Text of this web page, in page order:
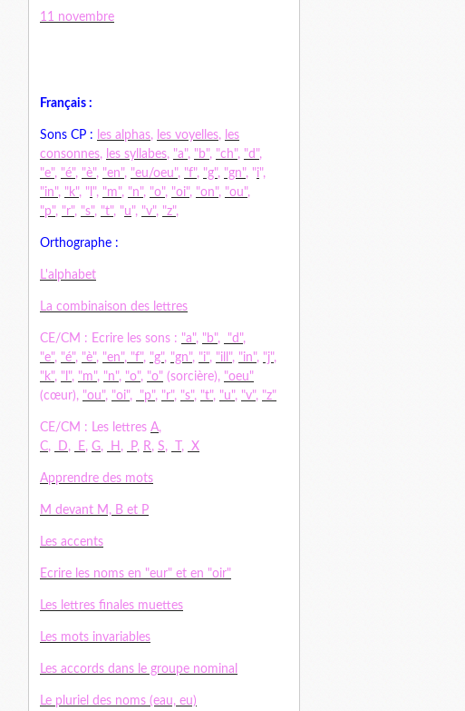
11 novembre
Français :
Sons CP : les alphas, les voyelles, les
consonnes, les syllabes, "a", "b", "ch", "d",
"e", "é", "è", "en", "eu/oeu", "f", "g", "gn", "i",
"in", "k", " ", "m", "n", "o", "oi", "on", "ou",
"p", "r", "s", "t", "u", "v", "z",
Orthographe :
L'alphabet
La combinaison des lettres
CE/CM : Ecrire les sons : "a", "b", "d",
"e", "é", "è", "en", "f", "g", "gn", "i", "ill", "in", "j",
"k", "l", "m", "n", "o", "o" (sorcière), "oeu"
(cœur), "ou", "oi", "p", "r", "s", "t", "u", "v", "z"
CE/CM : Les lettres A,
C, D, E, G, H , P, R, S, , X
Apprendre des mots
M devant M, B et P
Les accents
Ecrire les noms en "eur" et en "oir"
Les lettres finales muettes
Les mots invariables
Les accords dans le groupe nominal
Le pluriel des noms (eau, eu)